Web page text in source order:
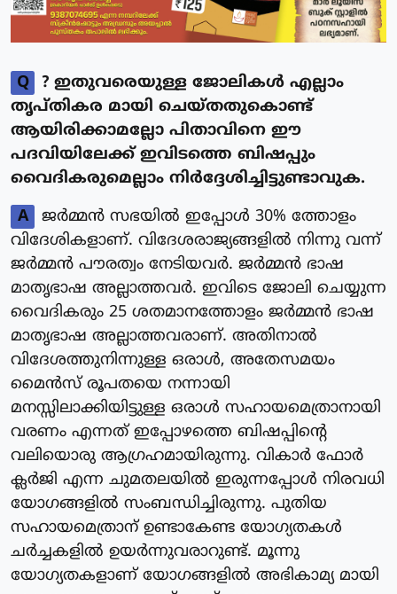
Q
? ഇതുവരെയുള്ള ജോലികൾ എല്ലാം
തൃപ്തികര മായി ചെയ്തതുകൊണ്ട്
ആയിരിക്കാമല്ലോ പിതാവിനെ ഈ
പദവിയിലേക്ക് ഇവിടത്തെ ബിഷപ്പും
വൈദികരുമെല്ലാം നിർദ്ദേശിച്ചിട്ടുണ്ടാവുക.
A
ജർമ്മൻ സഭയിൽ ഇപ്പോൾ 30% ത്തോളം
വിദേശികളാണ്. വിദേശരാജ്യങ്ങളിൽ നിന്നു വന്ന്
ജർമ്മൻ പൗരത്വം നേടിയവർ. ജർമ്മൻ ഭാഷ
മാതൃഭാഷ അല്ലാത്തവർ. ഇവിടെ ജോലി ചെയ്യുന്ന
വൈദികരും 25 ശതമാനത്തോളം ജർമ്മൻ ഭാഷ
മാതൃഭാഷ അല്ലാത്തവരാണ്. അതിനാൽ
വിദേശത്തുനിന്നുള്ള ഒരാൾ, അതേസമയം
മൈൻസ് രൂപതയെ നന്നായി
മനസ്സിലാക്കിയിട്ടുള്ള ഒരാൾ സഹായമെത്രാനായി
വരണം എന്നത് ഇപ്പോഴത്തെ ബിഷപ്പിന്റെ
വലിയൊരു ആഗ്രഹമായിരുന്നു. വികാർ ഫോർ
ക്ലർജി എന്ന ചുമതലയിൽ ഇരുന്നപ്പോൾ നിരവധി
യോഗങ്ങളിൽ സംബന്ധിച്ചിരുന്നു. പുതിയ
സഹായമെത്രാന് ഉണ്ടാകേണ്ട യോഗ്യതകൾ
ചർച്ചകളിൽ ഉയർന്നുവരാറുണ്ട്. മൂന്നു
യോഗ്യതകളാണ് യോഗങ്ങളിൽ അഭികാമ്യ മായി